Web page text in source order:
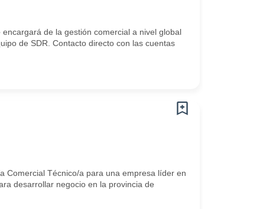
de la gestión comercial a nivel global
de SDR. Contacto directo con las cuentas
Comercial Técnico/a para una empresa líder en
desarrollar negocio en la provincia de